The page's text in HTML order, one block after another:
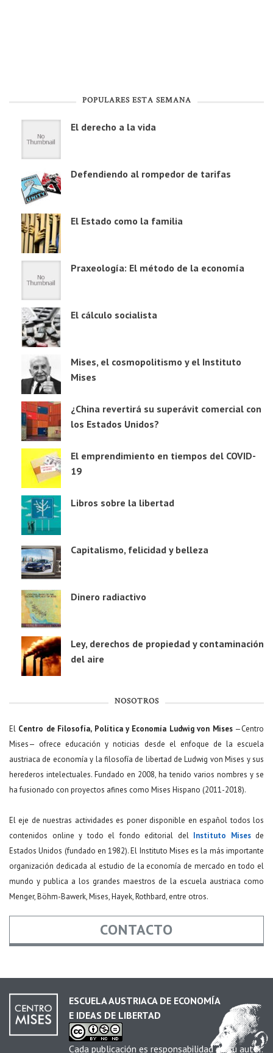
POPULARES ESTA SEMANA
El derecho a la vida
Defendiendo al rompedor de tarifas
El Estado como la familia
Praxeología: El método de la economía
El cálculo socialista
Mises, el cosmopolitismo y el Instituto
Mises
¿China revertirá su superávit comercial con
los Estados Unidos?
El emprendimiento en tiempos del COVID-
19
Libros sobre la libertad
Capitalismo, felicidad y belleza
Dinero radiactivo
Ley, derechos de propiedad y contaminación
del aire
NOSOTROS
El Centro de Filosofía, Política y Economía Ludwig von Mises—Centro
Mises— ofrece educación y noticias desde el enfoque de la escuela
austriaca de economía y la filosofía de libertad de Ludwig von Mises y sus
herederos intelectuales. Fundado en 2008, ha tenido varios nombres y se
ha fusionado con proyectos afines como Mises Hispano (2011-2018).
El eje de nuestras actividades es poner disponible en español todos los
contenidos online y todo el fondo editorial del Instituto Misesde
Estados Unidos (fundado en 1982). El Instituto Mises es la más importante
organización dedicada al estudio de la economía de mercado en todo el
mundo y publica a los grandes maestros de la escuela austriaca como
Menger, Böhm-Bawerk, Mises, Hayek, Rothbard, entre otros.
CONTACTO
Email *
ESCUELA AUSTRIACA DE ECONOMÍA
E IDEAS DE LIBERTAD
Cada publicación es responsabilidad de su autor.